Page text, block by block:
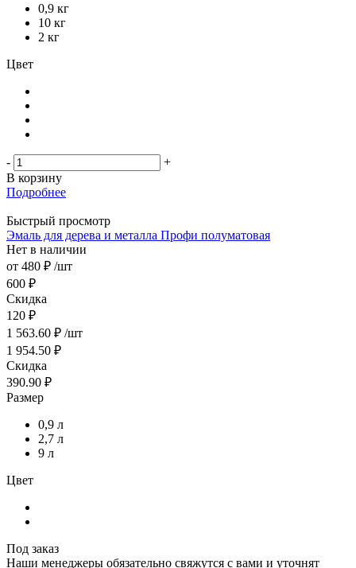
0,9 кг
10 кг
2 кг
Цвет
-
+
В корзину
Подробнее
Быстрый просмотр
Эмаль для дерева и металла Профи полуматовая
Нет в наличии
от 480 ₽ /шт
600 ₽
Скидка
120 ₽
1 563.60 ₽ /шт
1 954.50 ₽
Скидка
390.90 ₽
Размер
0,9 л
2,7 л
9 л
Цвет
Под заказ
Наши менеджеры обязательно свяжутся с вами и уточнят